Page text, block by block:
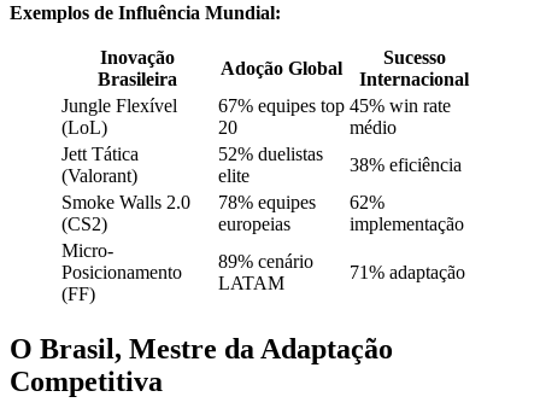
Exemplos de Influência Mundial:
Inovação
Brasileira
Adoção Global
Sucesso
Internacional
Jungle Flexível
(LoL)
67% equipes top
20
45% win rate
médio
Jett Tática
(Valorant)
52% duelistas
elite
38% eficiência
Smoke Walls 2.0
(CS2)
78% equipes
europeias
62%
implementação
Micro-
Posicionamento
(FF)
89% cenário
LATAM
71% adaptação
O Brasil, Mestre da Adaptação
Competitiva